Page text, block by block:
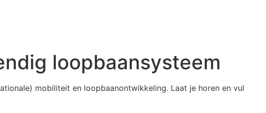
loopbaansysteem
mobiliteit en loopbaanontwikkeling. Laat je horen en vul